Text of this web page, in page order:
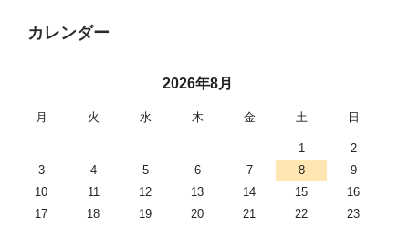
カレンダー
2026年8月
月 火 水 木 金 土 日
1
2
3
4 5 6 7 8
9
10
11 12 13 14 15
16
17
18 19 20 21 22 23